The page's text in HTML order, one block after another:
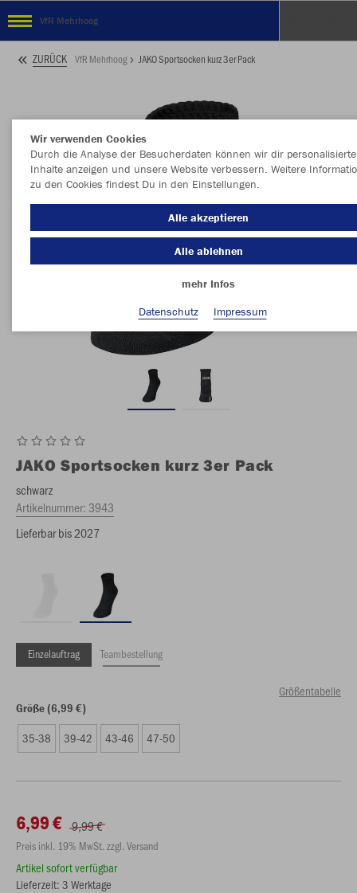
VfR Mehrhoog
ZURÜCK VfR Mehrhoog JAKO Sportsocken kurz 3er Pack
JAKO Sportsocken kurz 3er Pack
schwarz
Artikelnummer:3943
Lieferbar bis 2027
Einzelauftrag Teambestellung
Größentabelle
Größe (6,99 €)
35-38 39-42 43-46 47-50
6,99 € 9,99 €
Preis inkl. 19% MwSt. zzgl. Versand
Artikel sofort verfügbar
Lieferzeit: 3 Werktage
Wir verwenden Cookies
Durch die Analyse der Besucherdaten können wir dir personalisierte
Inhalte anzeigen und unsere Website verbessern. Weitere
zu den Cookies findest Du in den Einstellungen.
Alle akzeptieren
Alle ablehnen
mehr Infos
Datenschutz
Impressum